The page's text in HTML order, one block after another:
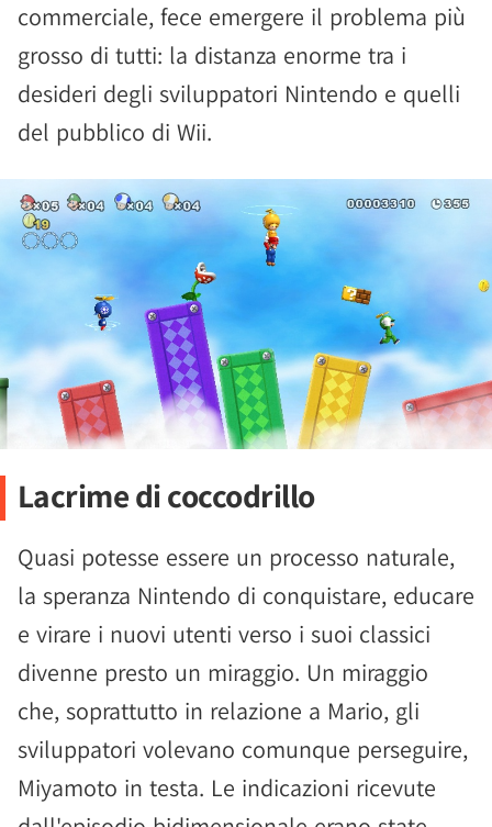
commerciale, fece emergere il problema più
grosso di tutti: la distanza enorme tra i
desideri degli sviluppatori Nintendo e quelli
del pubblico di Wii.
Lacrime di coccodrillo
Quasi potesse essere un processo naturale,
la speranza Nintendo di conquistare, educare
e virare i nuovi utenti verso i suoi classici
divenne presto un miraggio. Un miraggio
che, soprattutto in relazione a Mario, gli
sviluppatori volevano comunque perseguire,
Miyamoto in testa. Le indicazioni ricevute